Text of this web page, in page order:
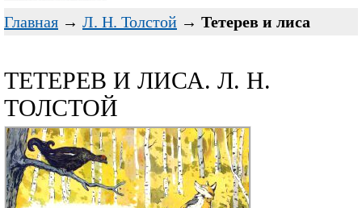
Главная → Л. Н. Толстой → Тетерев и лиса
ТЕТЕРЕВ И ЛИСА. Л. Н.
ТОЛСТОЙ